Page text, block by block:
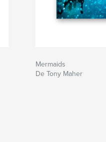
Mermaids
De Tony Maher